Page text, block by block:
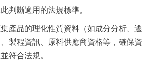
判斷適用的法規標準。
產品的理化性質資料（如成分分析、遷
製程資訊、原料供應商資格等，確保資
符合法規。